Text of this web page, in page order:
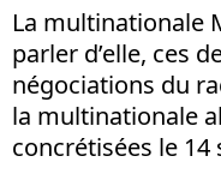
La multinationale
parler d’elle, ces
négociations du
la multinationale
concrétisées le